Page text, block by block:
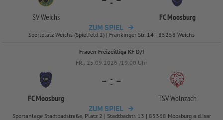
SV Weichs FC Moosburg
ZUM SPIEL
Sportplatz Weichs (Spielfeld 2) | Fränkinger Str. 14 | 85258 Weichs
Frauen Freizeitliga KF D/I
FR.. 25.09.2026 /19:00 Uhr
FC Moosburg
- : -
TSV Wolnzach
ZUM SPIEL
Sportanlage Stadtbadstraße, Platz 2 | Stadtbadstr. 13 | 85368 Moosburg a.d.Isar